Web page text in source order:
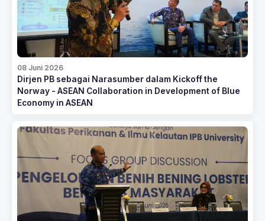
08 Juni 2026
Dirjen PB sebagai Narasumber dalam Kickoff the
Norway - ASEAN Collaboration in Development of Blue
Economy in ASEAN